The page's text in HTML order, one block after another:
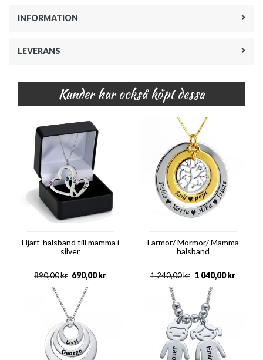
INFORMATION
LEVERANS
Kunder har också köpt dessa
Hjärt-halsband till mamma i
silver
kr
890,00 kr
690,00
Farmor/ Mormor/ Mamma
halsband
kr
1 240,00 kr
1 040,00